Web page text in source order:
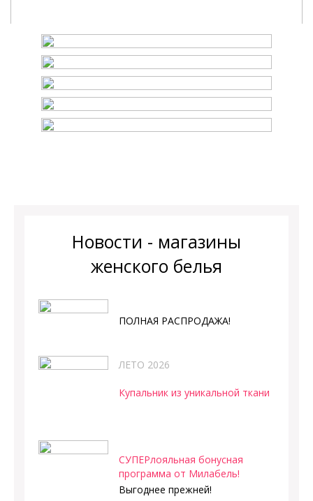
Новости - магазины
женского белья
ПОЛНАЯ РАСПРОДАЖА!
ЛЕТО 2026
Купальник из уникальной ткани
СУПЕРлояльная бонусная
программа от Милабель!
Выгоднее прежней!